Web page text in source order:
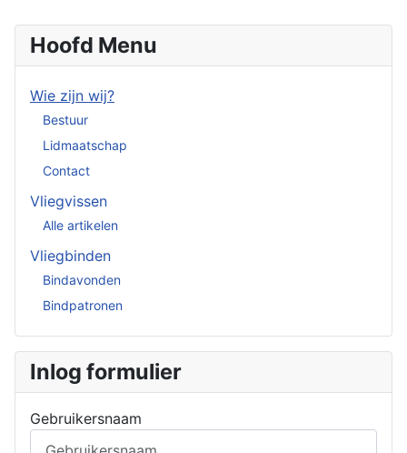
Hoofd Menu
Wie zijn wij?
Bestuur
Lidmaatschap
Contact
Vliegvissen
Alle artikelen
Vliegbinden
Bindavonden
Bindpatronen
Inlog formulier
Gebruikersnaam